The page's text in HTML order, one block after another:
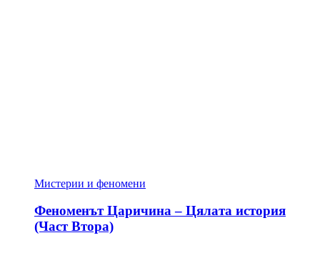
Мистерии и феномени
Феноменът Царичина – Цялата история
(Част Втора)